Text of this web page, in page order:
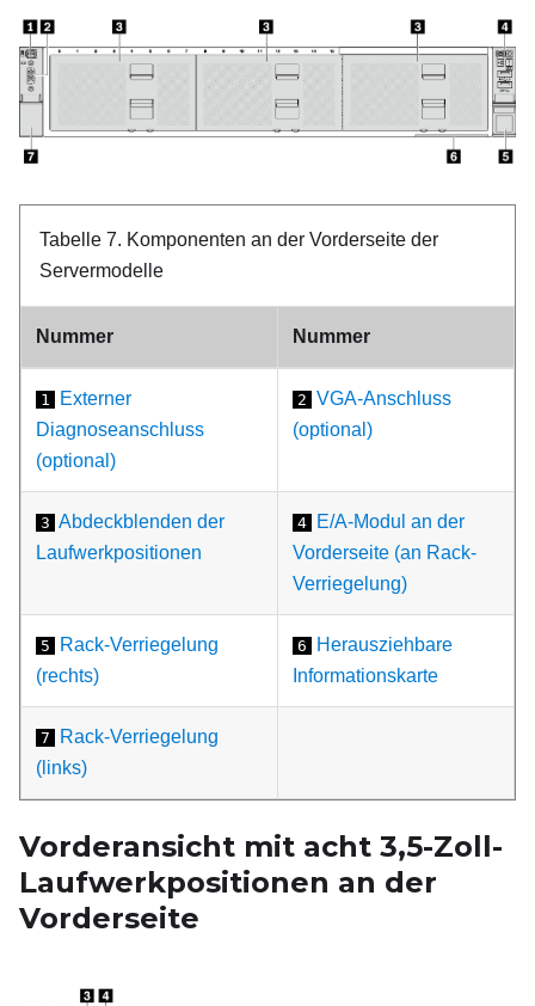
Tabelle 7. Komponenten an der Vorderseite der
Servermodelle
Nummer Nummer
1
Externer
Diagnoseanschluss
(optional)
2 VGA-Anschluss
(optional)
3 Abdeckblenden der
Laufwerkpositionen
4
E/A-Modul an der
Vorderseite (an Rack-
Verriegelung)
5
Rack-Verriegelung
(rechts)
6
Herausziehbare
Informationskarte
7
Rack-Verriegelung
(links)
Vorderansicht mit acht 3,5-Zoll-
Laufwerkpositionen an der
Vorderseite